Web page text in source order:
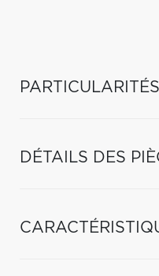
DÉTAILS DES